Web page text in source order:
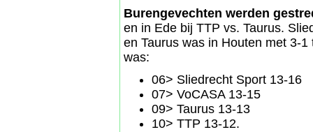
Burengevechten werden
en in Ede bij TTP vs. Taurus.
en Taurus was in Houten met 3-
was:
06> Sliedrecht Sport 13-16
07> VoCASA 13-15
09> Taurus 13-13
10> TTP 13-12.